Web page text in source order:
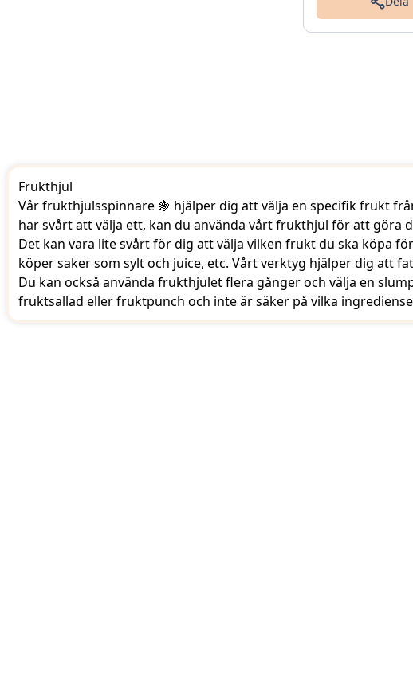
Frukthjul
Vår frukthjulsspinnare 🍇 hjälper dig att välja en specifik frukt
har svårt att välja ett, kan du använda vårt frukthjul för att göra
Det kan vara lite svårt för dig att välja vilken frukt du ska köpa
köper saker som sylt och juice, etc. Vårt verktyg hjälper dig att
Du kan också använda frukthjulet flera gånger och välja en
fruktsallad eller fruktpunch och inte är säker på vilka